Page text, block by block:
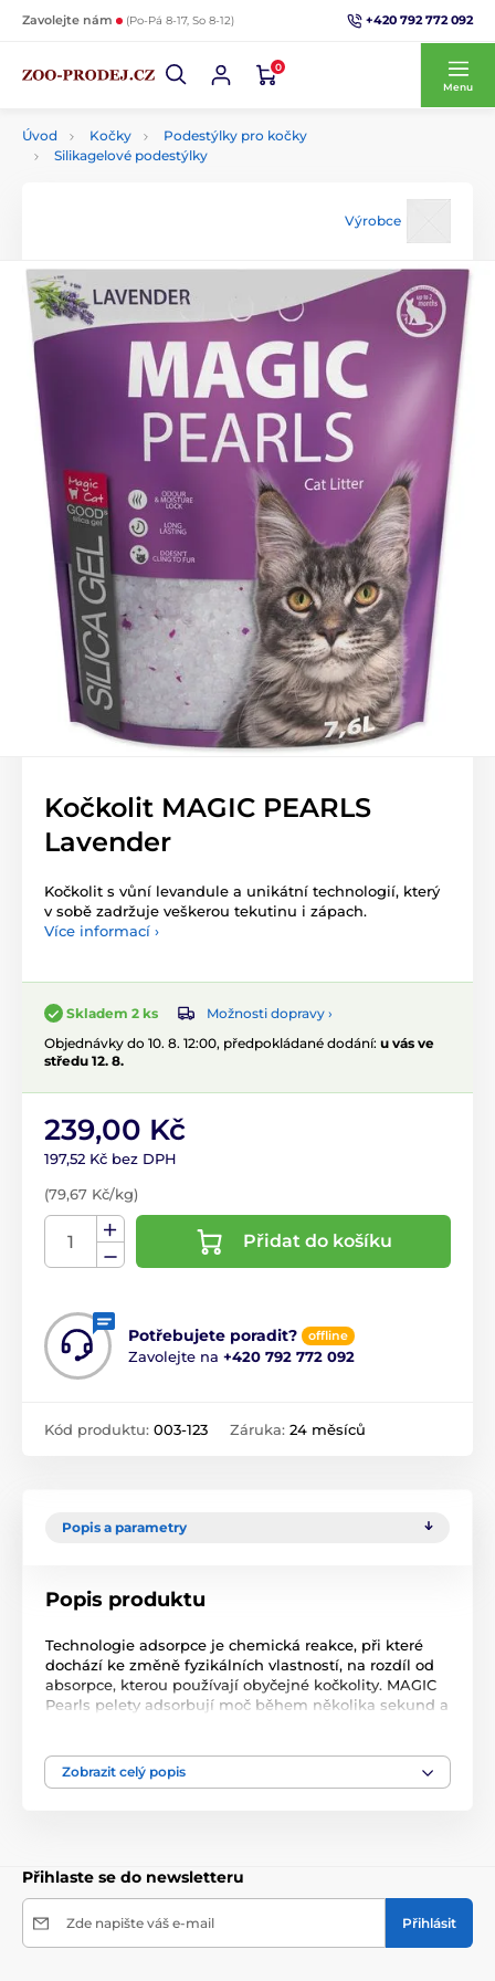
Zavolejte nám (Po-Pá 8-17, So 8-12) +420 792 772 092
0
Menu
Úvod Kočky
Podestýlky pro kočky
Silikagelové podestýlky
Výrobce
Kočkolit MAGIC PEARLS
Lavender
Kočkolit s vůní levandule a unikátní technologií, který
v sobě zadržuje veškerou tekutinu i zápach.
Více informací ›
Skladem 2 ks
Možnosti dopravy ›
Objednávky do 10. 8. 12:00, předpokládané dodání: u vás ve
středu 12. 8.
239,00 Kč
197,52 Kč bez DPH
(79,67 Kč/kg)
Přidat do košíku
Potřebujete poradit? offline
Zavolejte na +420 792 772 092
Kód produktu: 003-123 Záruka: 24 měsíců
Popis a parametry
Popis produktu
Technologie adsorpce je chemická reakce, při které
dochází ke změně fyzikálních vlastností, na rozdíl od
absorpce, kterou používají obyčejné kočkolity. MAGIC
Pearls pelety adsorbují moč během několika sekund a
bakterie.
Bezkonkurenčně ekonomický.
MAGIC Pearls mají speciální velikost, tvar a složení,
které neulpívá na srsti kočky a není vynášeno z
toalety.
Čistota a hygiena
Zobrazit celý popis
Přihlaste se do newsletteru
Zde napište váš e-mail Přihlásit